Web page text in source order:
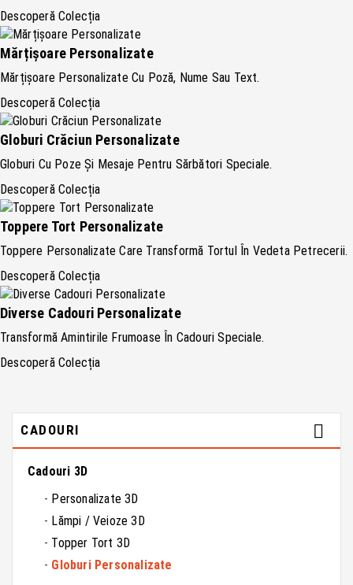
Descoperă Colecția
Mărțișoare Personalizate
Mărțișoare Personalizate Cu Poză, Nume Sau Text.
Descoperă Colecția
Globuri Crăciun Personalizate
Globuri Cu Poze Și Mesaje Pentru Sărbători Speciale.
Descoperă Colecția
Toppere Tort Personalizate
Toppere Personalizate Care Transformă Tortul În Vedeta Petrecerii.
Descoperă Colecția
Diverse Cadouri Personalizate
Transformă Amintirile Frumoase În Cadouri Speciale.
Descoperă Colecția
CADOURI 
Cadouri 3D
Personalizate 3D
Lămpi / Veioze 3D
Topper Tort 3D
Globuri Personalizate